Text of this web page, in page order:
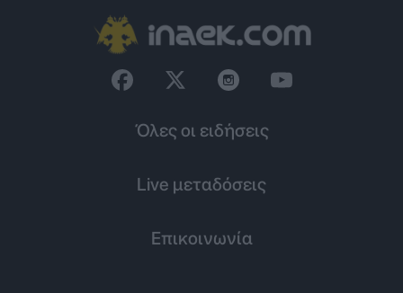
Όλες οι ειδήσεις
Live μεταδόσεις
Επικοινωνία